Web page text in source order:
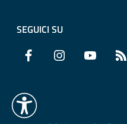
SEGUICI SU
Facebook Instagram YouTube